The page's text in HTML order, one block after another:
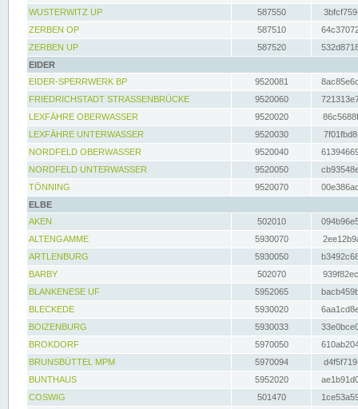
WUSTERWITZ UP
587550
ZERBEN OP
587510
ZERBEN UP
587520
EIDER
EIDER-SPERRWERK BP
9520081
FRIEDRICHSTADT STRASSENBRÜCKE
9520060
LEXFÄHRE OBERWASSER
9520020
LEXFÄHRE UNTERWASSER
9520030
NORDFELD OBERWASSER
9520040
NORDFELD UNTERWASSER
9520050
TÖNNING
9520070
ELBE
AKEN
502010
ALTENGAMME
5930070
ARTLENBURG
5930050
BARBY
502070
BLANKENESE UF
5952065
BLECKEDE
5930020
BOIZENBURG
5930033
BROKDORF
5970050
BRUNSBÜTTEL MPM
5970094
BUNTHAUS
5952020
COSWIG
501470